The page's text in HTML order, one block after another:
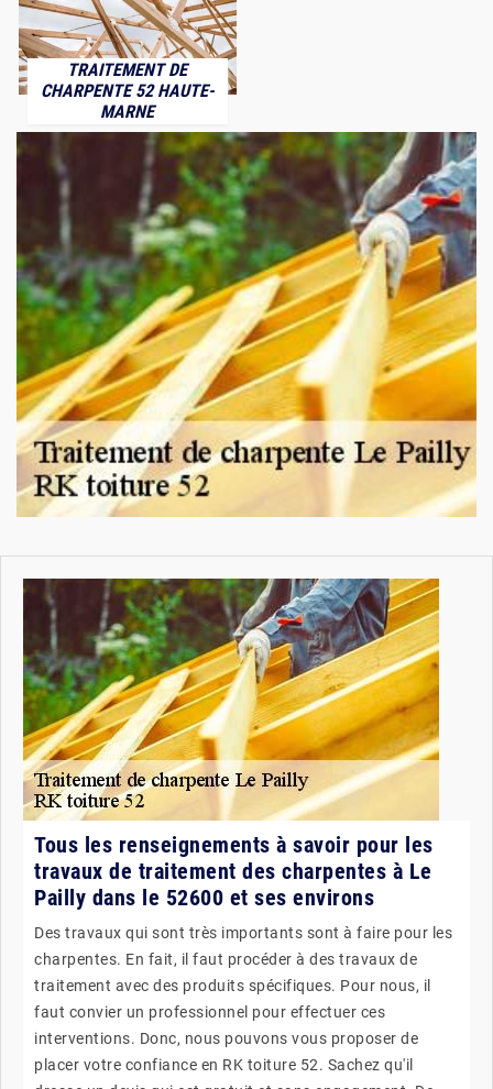
TRAITEMENT DE
CHARPENTE 52 HAUTE-
MARNE
Tous les renseignements à savoir pour les
travaux de traitement des charpentes à Le
Pailly dans le 52600 et ses environs
Des travaux qui sont très importants sont à faire pour les
charpentes. En fait, il faut procéder à des travaux de
traitement avec des produits spécifiques. Pour nous, il
faut convier un professionnel pour effectuer ces
interventions. Donc, nous pouvons vous proposer de
placer votre confiance en RK toiture 52. Sachez qu'il